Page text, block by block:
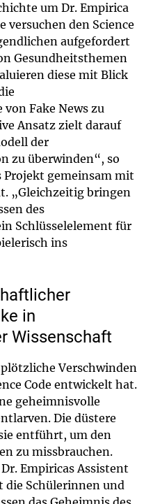
um Dr. Empirica
versuchen den Science
aufgefordert
Gesundheitsthemen
diese mit Blick
Fake News zu
Ansatz zielt darauf
der
zu überwinden“, so
Projekt gemeinsam mit
„Gleichzeitig bringen
des
Schlüsselelement für
ins
in
Wissenschaft
Verschwinden
Code entwickelt hat.
geheimnisvolle
Die düstere
entführt, um den
zu missbrauchen.
Empiricas Assistent
Schülerinnen und